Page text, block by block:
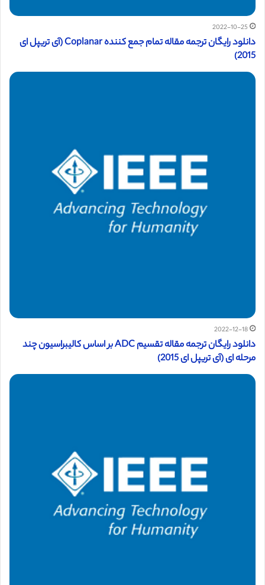
2022-10-25
دانلود رایگان ترجمه مقاله تمام جمع کننده Coplanar (آی تریپل ای
2015)
2022-12-18
دانلود رایگان ترجمه مقاله تقسیم ADC بر اساس کالیبراسیون چند
مرحله ای (آی تریپل ای 2015)